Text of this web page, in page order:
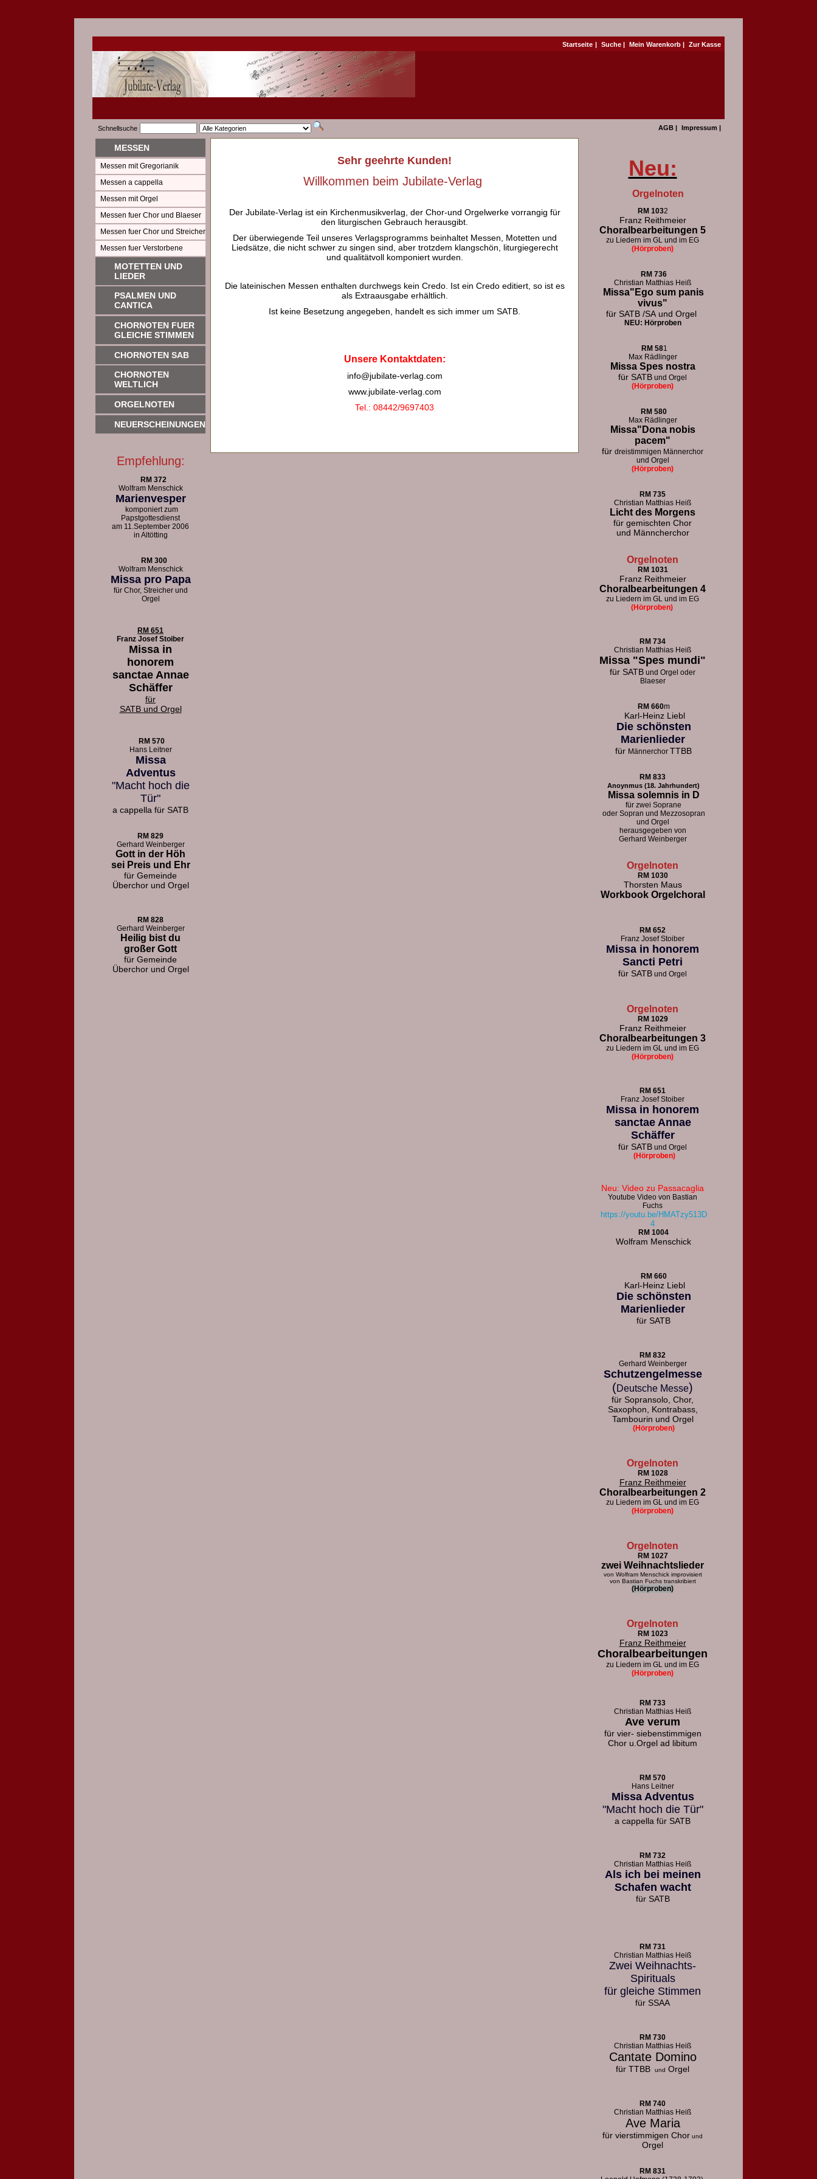
Startseite | Suche | Mein Warenkorb | Zur Kasse
Schnellsuche AGB | Impressum |
MESSEN
Messen mit Gregorianik
Messen a cappella
Messen mit Orgel
Messen fuer Chor und Blaeser
Messen fuer Chor und Streicher
Messen fuer Verstorbene
MOTETTEN UND
LIEDER
PSALMEN UND
CANTICA
CHORNOTEN FUER
GLEICHE STIMMEN
CHORNOTEN SAB
CHORNOTEN
WELTLICH
ORGELNOTEN
NEUERSCHEINUNGEN
Empfehlung:
RM 372
Wolfram Menschick
Marienvesper
komponiert zum
Papstgottesdienst
am 11.September 2006
in Altötting
RM 300
Wolfram Menschick
Missa pro Papa
für Chor, Streicher und
Orgel
RM 651
Franz Josef Stoiber
Missa in
honorem
sanctae Annae
Schäffer
für
SATB und Orgel
RM 570
Hans Leitner
Missa
Adventus
"Macht hoch die
Tür"
a cappella für SATB
RM 829
Gerhard Weinberger
Gott in der Höh
sei Preis und Ehr
für Gemeinde
Überchor und Orgel
RM 828
Gerhard Weinberger
Heilig bist du
großer Gott
für Gemeinde
Überchor und Orgel
Sehr geehrte Kunden!
Willkommen beim Jubilate-Verlag
Der Jubilate-Verlag ist ein Kirchenmusikverlag, der Chor-und Orgelwerke vorrangig für
den liturgischen Gebrauch herausgibt.
Der überwiegende Teil unseres Verlagsprogramms beinhaltet Messen, Motetten und
Liedsätze, die nicht schwer zu singen sind, aber trotzdem klangschön, liturgiegerecht
und qualitätvoll komponiert wurden.
Die lateinischen Messen enthalten durchwegs kein Credo. Ist ein Credo editiert, so ist es
als Extraausgabe erhältlich.
Ist keine Besetzung angegeben, handelt es sich immer um SATB.
Unsere Kontaktdaten:
info@jubilate-verlag.com
www.jubilate-verlag.com
Tel.: 08442/9697403
Neu:
Orgelnoten
RM 1032
Franz Reithmeier
Choralbearbeitungen 5
zu Liedern im GL und im EG
(Hörproben)
RM 736
Christian Matthias Heiß
Missa"Ego sum panis
vivus"
für SATB /SA und Orgel
NEU: Hörproben
RM 581
Max Rädlinger
Missa Spes nostra
für SATB und Orgel
(Hörproben)
RM 580
Max Rädlinger
Missa"Dona nobis
pacem"
für dreistimmigen Männerchor
und Orgel
(Hörproben)
RM 735
Christian Matthias Heiß
Licht des Morgens
für gemischten Chor
und Männcherchor
Orgelnoten
RM 1031
Franz Reithmeier
Choralbearbeitungen 4
zu Liedern im GL und im EG
(Hörproben)
RM 734
Christian Matthias Heiß
Missa "Spes mundi"
für SATB und Orgel oder
Blaeser
RM 660m
Karl-Heinz Liebl
Die schönsten
Marienlieder
für Männerchor TTBB
RM 833
Anoynmus (18. Jahrhundert)
Missa solemnis in D
für zwei Soprane
oder Sopran und Mezzosopran
und Orgel
herausgegeben von
Gerhard Weinberger
Orgelnoten
RM 1030
Thorsten Maus
Workbook Orgelchoral
RM 652
Franz Josef Stoiber
Missa in honorem
Sancti Petri
für SATB und Orgel
Orgelnoten
RM 1029
Franz Reithmeier
Choralbearbeitungen 3
zu Liedern im GL und im EG
(Hörproben)
RM 651
Franz Josef Stoiber
Missa in honorem
sanctae Annae
Schäffer
für SATB und Orgel
(Hörproben)
Neu: Video zu Passacaglia
Youtube Video von Bastian
Fuchs
https://youtu.be/HMATzy513D
4
RM 1004
Wolfram Menschick
RM 660
Karl-Heinz Liebl
Die schönsten
Marienlieder
für SATB
RM 832
Gerhard Weinberger
Schutzengelmesse
(Deutsche Messe)
für Sopransolo, Chor,
Saxophon, Kontrabass,
Tambourin und Orgel
(Hörproben)
Orgelnoten
RM 1028
Franz Reithmeier
Choralbearbeitungen 2
zu Liedern im GL und im EG
(Hörproben)
Orgelnoten
RM 1027
zwei Weihnachtslieder
von Wolfram Menschick improvisiert
von Bastian Fuchs transkribiert
(Hörproben)
Orgelnoten
RM 1023
Franz Reithmeier
Choralbearbeitungen
zu Liedern im GL und im EG
(Hörproben)
RM 733
Christian Matthias Heiß
Ave verum
für vier- siebenstimmigen
Chor u. Orgel ad libitum
RM 570
Hans Leitner
Missa Adventus
"Macht hoch die Tür"
a cappella für SATB
RM 732
Christian Matthias Heiß
Als ich bei meinen
Schafen wacht
für SATB
RM 731
Christian Matthias Heiß
Zwei Weihnachts-
Spirituals
für gleiche Stimmen
für SSAA
RM 730
Christian Matthias Heiß
Cantate Domino
für TTBB und Orgel
RM 740
Christian Matthias Heiß
Ave Maria
für vierstimmigen Chor und
Orgel
RM 831